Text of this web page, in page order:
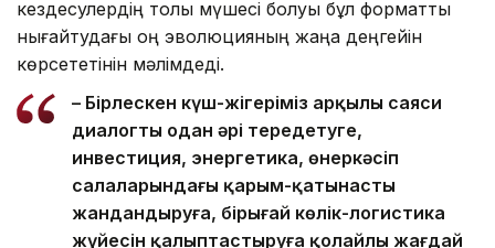
кездесулердің толық мүшесі болуы бұл форматты
нығайтудағы оң эволюцияның жаңа деңгейін
көрсететінін мәлімдеді.
– Бірлескен күш-жігеріміз арқылы саяси
диалогты одан әрі тереңдетуге,
инвестиция, энергетика, өнеркәсіп
салаларындағы қарым-қатынасты
жандандыруға, бірыңғай көлік-логистика
жүйесін қалыптастыруға қолайлы жағдай